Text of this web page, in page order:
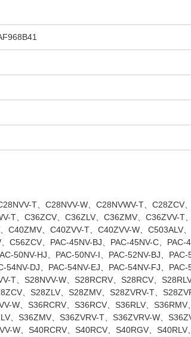
T、C28NVV-W、C28NVWV-T、C28ZCV
T、C36ZCV、C36ZLV、C36ZMV、C36ZVV-T
、C40ZVV-T、C40ZVV-W、C503ALV
、PAC-45NV-BJ、PAC-45NV-C、PAC-
50NV-HJ、PAC-50NV-I、PAC-52NV-BJ、
DJ、PAC-54NV-EJ、PAC-54NV-FJ、
、S28NVV-W、S28RCRV、S28RCV、
、S28ZLV、S28ZMV、S28ZVRV-T、
W、S36RCRV、S36RCV、S36RLV、S36RMV
S36ZMV、S36ZVRV-T、S36ZVRV-W、
W、S40RCRV、S40RCV、S40RGV、S40RLV